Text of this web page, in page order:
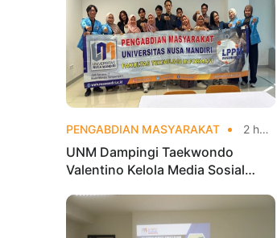
PENGABDIAN MASYARAKAT 2 hari yang lalu
UNM Dampingi Taekwondo
Valentino Kelola Media Sosial